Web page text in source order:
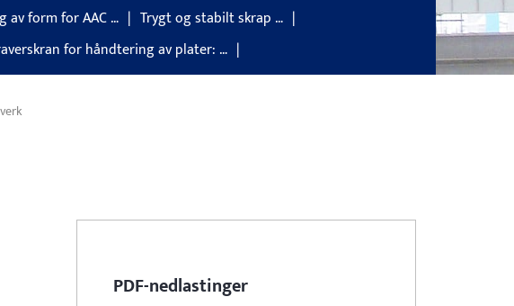
av form for AAC …
Trygt og stabilt skrap …
for håndtering av plater: …
PDF-nedlastinger